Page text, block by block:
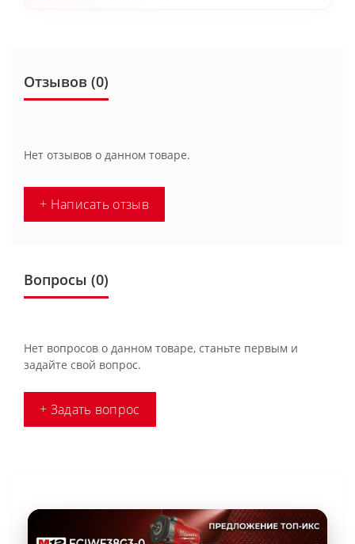
Отзывов (0)
Нет отзывов о данном товаре.
+ Написать отзыв
Вопросы (0)
Нет вопросов о данном товаре, станьте первым и
задайте свой вопрос.
+ Задать вопрос